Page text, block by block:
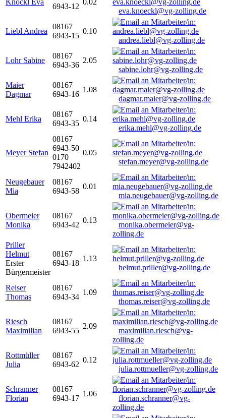
Knöckl Eva
6943-12
0.02
eva.knoeckl@vg-zolling.de
Liebl Andrea
08167
6943-15
0.10
andrea.liebl@vg-zolling.de
Lohr Sabine
08167
6943-36
2.05
sabine.lohr@vg-zolling.de
Maier
Dagmar
08167
6943-16
1.08
dagmar.maier@vg-zolling.de
Mehl Erika
08167
6943-35
0.14
erika.mehl@vg-zolling.de
Meyer Stefan
08167
6943-50
0170
7942402
0.05
stefan.meyer@vg-zolling.de
Neugebauer
Mia
08167
6943-58
0.01
mia.neugebauer@vg-zolling.de
Obermeier
Monika
08167
6943-42
0.13
monika.obermeier@vg-
zolling.de
Priller
Helmut
Erster
Bürgermeister
08167
6943-18
1.13
helmut.priller@vg-zolling.de
Reiser
Thomas
08167
6943-34
1.09
thomas.reiser@vg-zolling.de
Riesch
Maximilian
08167
6943-55
2.09
maximilian.riesch@vg-
zolling.de
Rottmüller
Julia
08167
6943-62
0.12
julia.rottmueller@vg-zolling.de
Schranner
Florian
08167
6943-17
1.06
florian.schranner@vg-
zolling.de